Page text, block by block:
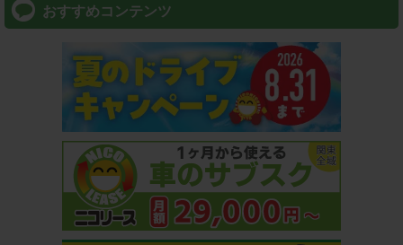
おすすめコンテンツ